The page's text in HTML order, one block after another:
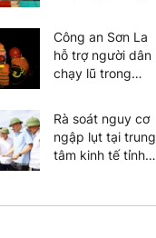
Công an Sơn La
hỗ trợ người dân
chạy lũ trong
Rà soát nguy cơ
ngập lụt tại trung
tâm kinh tế tỉnh